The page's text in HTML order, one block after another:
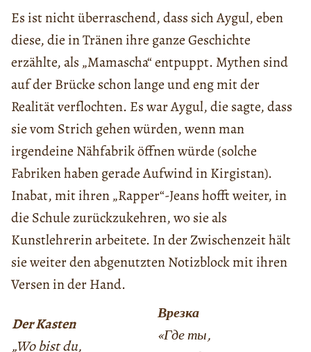
Es ist nicht überraschend, dass sich Aygul, eben
diese, die in Tränen ihre ganze Geschichte
erzählte, als „Mamascha“ entpuppt. Mythen sind
auf der Brücke schon lange und eng mit der
Realität verflochten. Es war Aygul, die sagte, dass
sie vom Strich gehen würden, wenn man
irgendeine Nähfabrik öffnen würde (solche
Fabriken haben gerade Aufwind in Kirgistan).
Inabat, mit ihren „Rapper“-Jeans hofft weiter, in
die Schule zurückzukehren, wo sie als
Kunstlehrerin arbeitete. In der Zwischenzeit hält
sie weiter den abgenutzten Notizblock mit ihren
Versen in der Hand.
Der Kasten
„Wo bist du,
Врезка
«Где ты,